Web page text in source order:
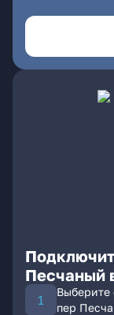
Песчаный
Выберите
пер